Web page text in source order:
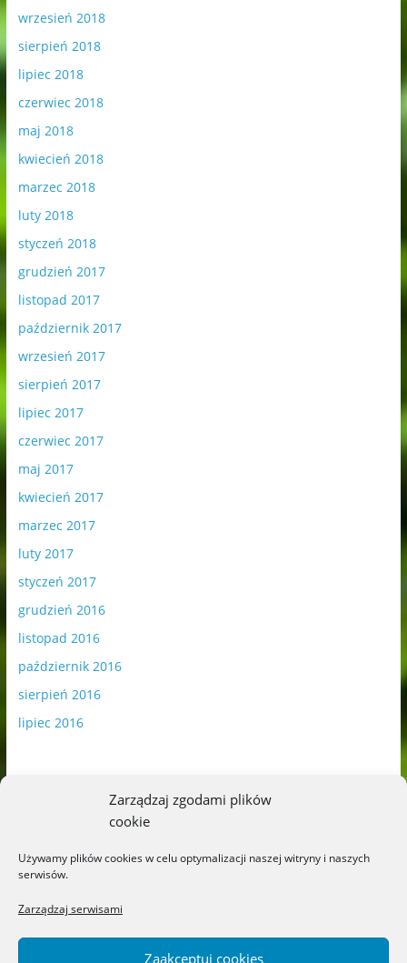
Zarządzaj zgodami plików
cookie
Używamy plików cookies w celu optymalizacji naszej witryny i naszych
serwisów.
Zarządzaj serwisami
Zaakceptuj cookies
wrzesień 2018
sierpień 2018
lipiec 2018
czerwiec 2018
maj 2018
kwiecień 2018
marzec 2018
luty 2018
styczeń 2018
grudzień 2017
listopad 2017
październik 2017
wrzesień 2017
sierpień 2017
lipiec 2017
czerwiec 2017
maj 2017
kwiecień 2017
marzec 2017
luty 2017
styczeń 2017
grudzień 2016
listopad 2016
październik 2016
sierpień 2016
lipiec 2016